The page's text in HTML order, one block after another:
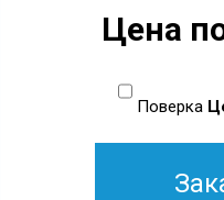
Цена
Поверка